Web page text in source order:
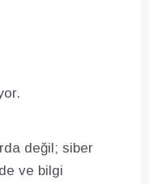
değil; siber
ve bilgi